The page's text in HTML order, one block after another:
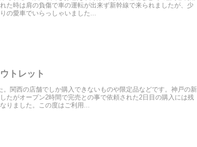
た時は肩の負傷で車の運転が出来ず新幹線で来られましたが、少
の愛車でいらっしゃいました...
トレット
。関西の店舗でしか購入できないものや限定品などです。神戸の新
たがオープン2時間で完売との事で依頼された2日目の購入には残
りました。この度はご利用...